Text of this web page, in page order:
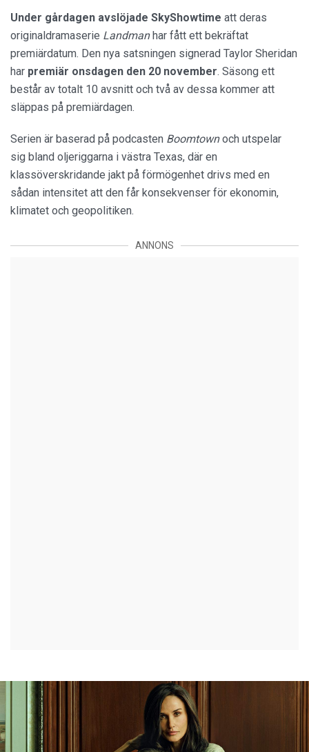
Under gårdagen avslöjade SkyShowtime att deras
originaldramaserie Landmanhar fått ett bekräftat
premiärdatum. Den nya satsningen signerad Taylor Sheridan
har premiär onsdagen den 20 november. Säsong ett
består av totalt 10 avsnitt och två av dessa kommer att
släppas på premiärdagen.
Serien är baserad på podcasten Boomtownoch utspelar
sig bland oljeriggarna i västra Texas, där en
klassöverskridande jakt på förmögenhet drivs med en
sådan intensitet att den får konsekvenser för ekonomin,
klimatet och geopolitiken.
ANNONS